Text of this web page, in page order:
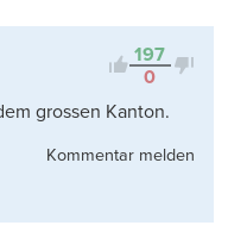
Kontrovers
197
0
grossen Kanton.
Kommentar melden